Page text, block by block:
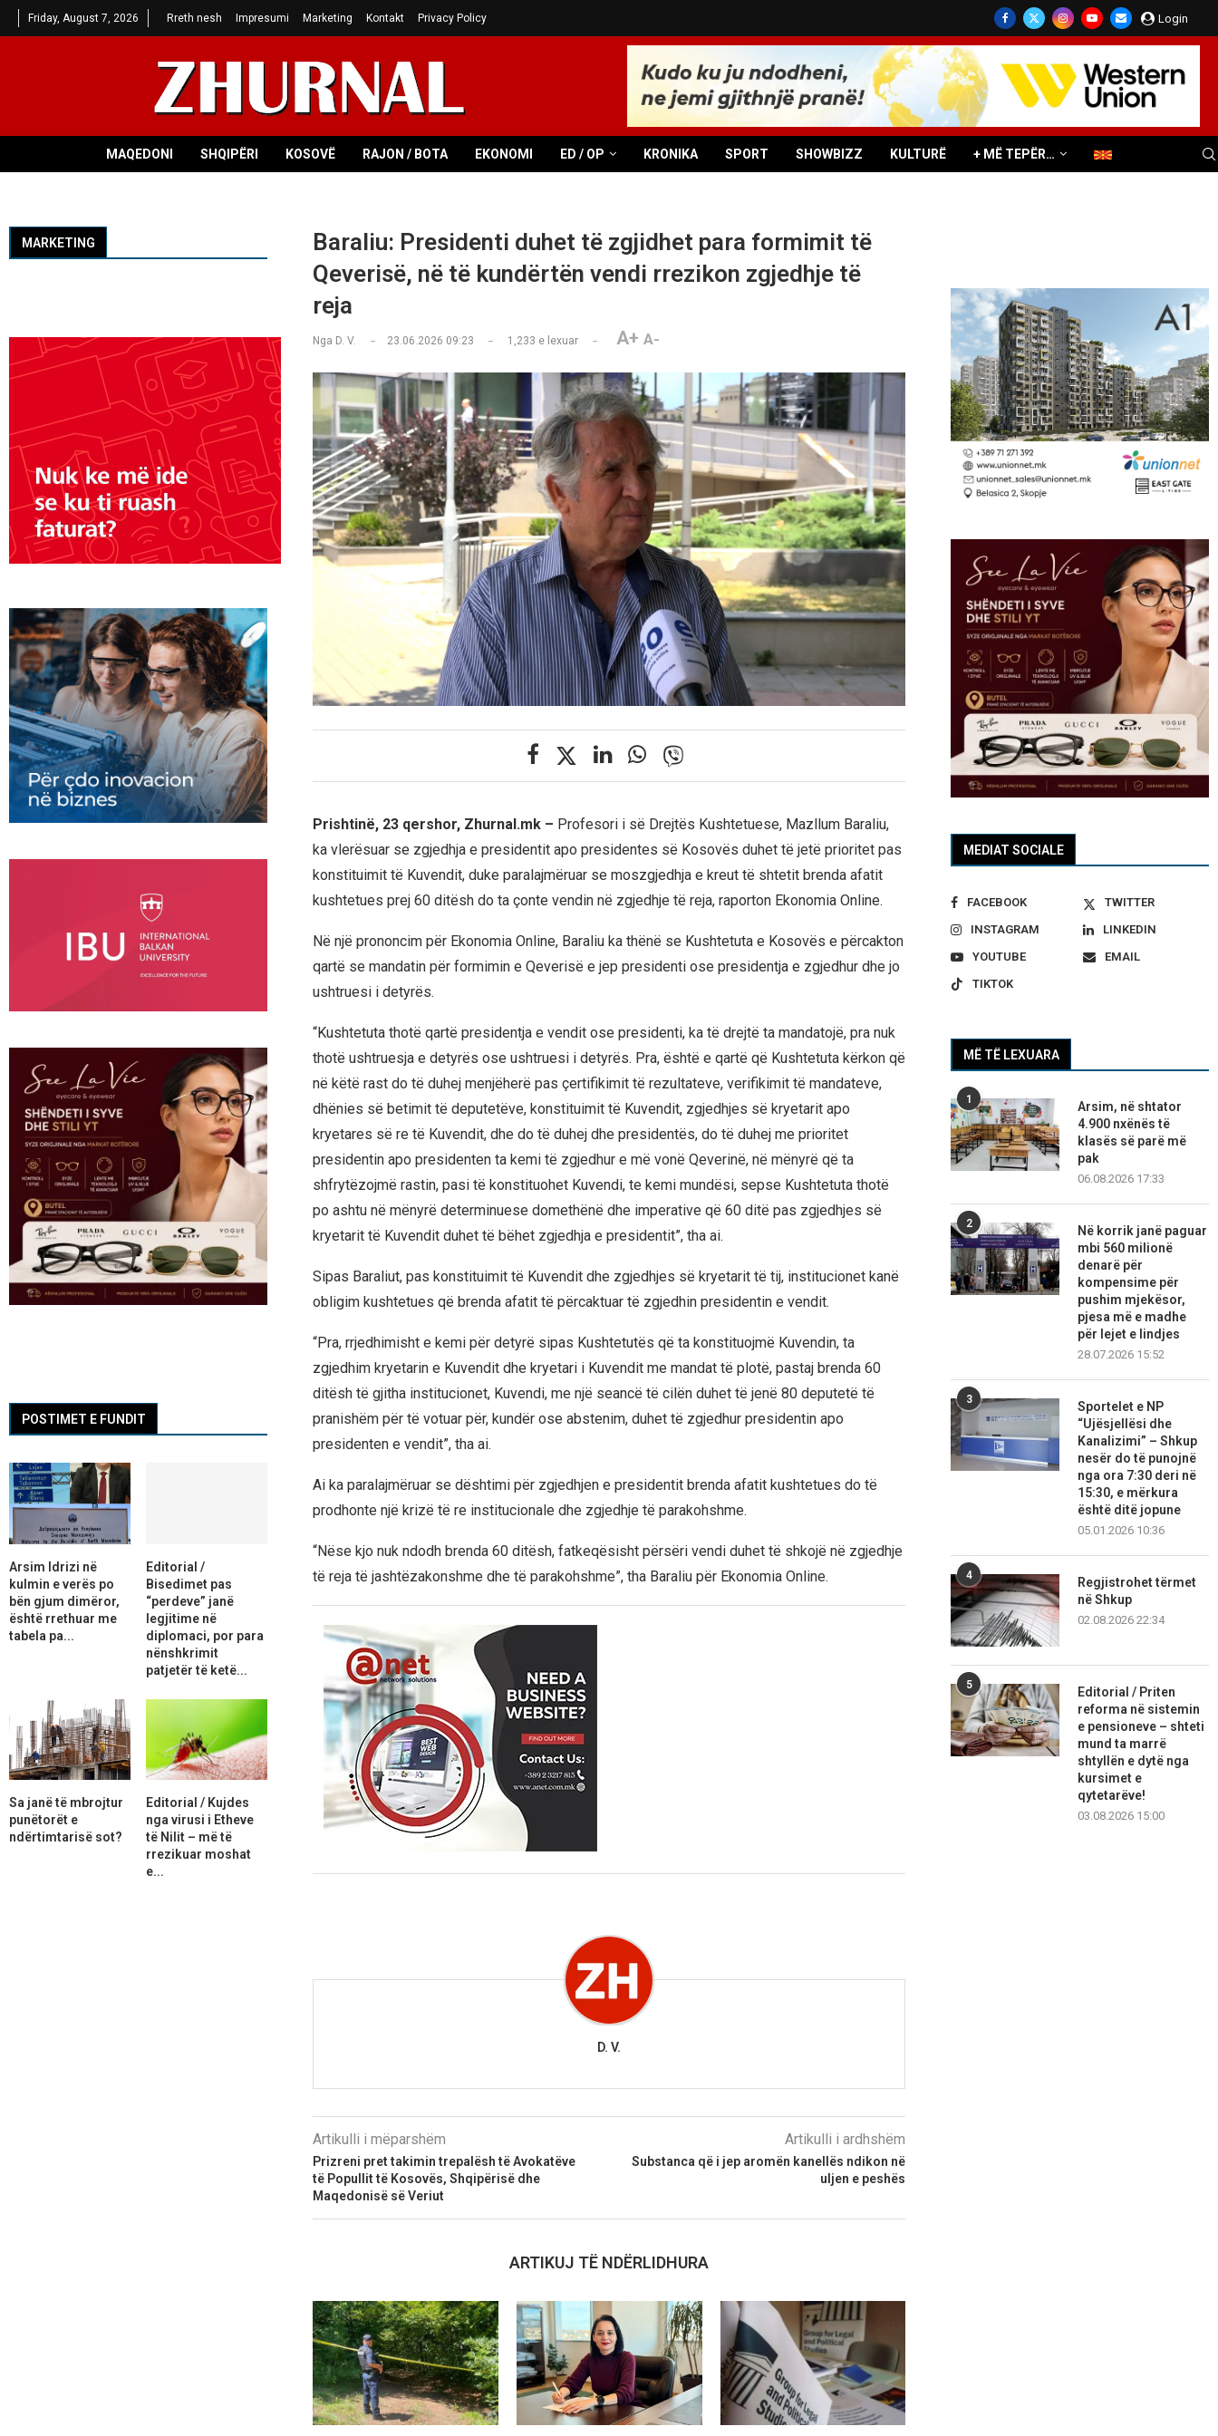
Friday, August 7, 2026 Rreth nesh Impresumi Marketing Kontakt Privacy Policy Login
MAQEDONI SHQIPËRI KOSOVË RAJON / BOTA EKONOMI ED / OP KRONIKA SPORT SHOWBIZZ KULTURË + MË TEPËR…
Baraliu: Presidenti duhet të zgjidhet para formimit të
Qeverisë, në të kundërtën vendi rrezikon zgjedhje të
reja
Nga D. V. 23.06.2026 09:23 1,233 e lexuar A+ A-
Prishtinë, 23 qershor, Zhurnal.mk – Profesori i së Drejtës Kushtetuese, Mazllum Baraliu,
ka vlerësuar se zgjedhja e presidentit apo presidentes së Kosovës duhet të jetë prioritet pas
konstituimit të Kuvendit, duke paralajmëruar se moszgjedhja e kreut të shtetit brenda afatit
kushtetues prej 60 ditësh do ta çonte vendin në zgjedhje të reja, raporton Ekonomia Online.
Në një prononcim për Ekonomia Online, Baraliu ka thënë se Kushtetuta e Kosovës e përcakton
qartë se mandatin për formimin e Qeverisë e jep presidenti ose presidentja e zgjedhur dhe jo
ushtruesi i detyrës.
“Kushtetuta thotë qartë presidentja e vendit ose presidenti, ka të drejtë ta mandatojë, pra nuk
thotë ushtruesja e detyrës ose ushtruesi i detyrës. Pra, është e qartë që Kushtetuta kërkon që
në këtë rast do të duhej menjëherë pas çertifikimit të rezultateve, verifikimit të mandateve,
dhënies së betimit të deputetëve, konstituimit të Kuvendit, zgjedhjes së kryetarit apo
kryetares së re të Kuvendit, dhe do të duhej dhe presidentës, do të duhej me prioritet
presidentin apo presidenten ta kemi të zgjedhur e më vonë Qeverinë, në mënyrë që ta
shfrytëzojmë rastin, pasi të konstituohet Kuvendi, te kemi mundësi, sepse Kushtetuta thotë
po ashtu në mënyrë determinuese domethënë dhe imperative që 60 ditë pas zgjedhjes së
kryetarit të Kuvendit duhet të bëhet zgjedhja e presidentit”, tha ai.
Sipas Baraliut, pas konstituimit të Kuvendit dhe zgjedhjes së kryetarit të tij, institucionet kanë
obligim kushtetues që brenda afatit të përcaktuar të zgjedhin presidentin e vendit.
“Pra, rrjedhimisht e kemi për detyrë sipas Kushtetutës që ta konstituojmë Kuvendin, ta
zgjedhim kryetarin e Kuvendit dhe kryetari i Kuvendit me mandat të plotë, pastaj brenda 60
ditësh të gjitha institucionet, Kuvendi, me një seancë të cilën duhet të jenë 80 deputetë të
pranishëm për të votuar për, kundër ose abstenim, duhet të zgjedhur presidentin apo
presidenten e vendit”, tha ai.
Ai ka paralajmëruar se dështimi për zgjedhjen e presidentit brenda afatit kushtetues do të
prodhonte një krizë të re institucionale dhe zgjedhje të parakohshme.
“Nëse kjo nuk ndodh brenda 60 ditësh, fatkeqësisht përsëri vendi duhet të shkojë në zgjedhje
të reja të jashtëzakonshme dhe të parakohshme”, tha Baraliu për Ekonomia Online.
D. V.
Artikulli i mëparshëm
Prizreni pret takimin trepalësh të Avokatëve
të Popullit të Kosovës, Shqipërisë dhe
Maqedonisë së Veriut
Artikulli i ardhshëm
Substanca që i jep aromën kanellës ndikon në
uljen e peshës
ARTIKUJ TË NDËRLIDHURA
MEDIAT SOCIALE
FACEBOOK
TWITTER
INSTAGRAM
LINKEDIN
YOUTUBE
EMAIL
TIKTOK
MË TË LEXUARA
1
Arsim, në shtator
4.900 nxënës të
klasës së parë më
pak
06.08.2026 17:33
2
Në korrik janë paguar
mbi 560 milionë
denarë për
kompensime për
pushim mjekësor,
pjesa më e madhe
për lejet e lindjes
28.07.2026 15:52
3
Sportelet e NP
“Ujësjellësi dhe
Kanalizimi” – Shkup
nesër do të punojnë
nga ora 7:30 deri në
15:30, e mërkura
është ditë jopune
05.01.2026 10:36
4
Regjistrohet tërmet
në Shkup
02.08.2026 22:34
5
Editorial / Priten
reforma në sistemin
e pensioneve – shteti
mund ta marrë
shtyllën e dytë nga
kursimet e
qytetarëve!
03.08.2026 15:00
MARKETING
POSTIMET E FUNDIT
Arsim Idrizi në
kulmin e verës po
bën gjum dimëror,
është rrethuar me
tabela pa...
Editorial /
Bisedimet pas
“perdeve” janë
legjitime në
diplomaci, por para
nënshkrimit
patjetër të ketë...
Sa janë të mbrojtur
punëtorët e
ndërtimtarisë sot?
Editorial / Kujdes
nga virusi i Etheve
të Nilit – më të
rrezikuar moshat
e...